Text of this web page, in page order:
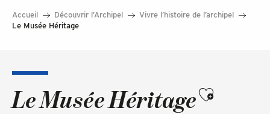
Accueil Découvrir l’Archipel
Vivre l’histoire de l’archipel
Le Musée Héritage
Le Musée Héritage
Ajouter aux